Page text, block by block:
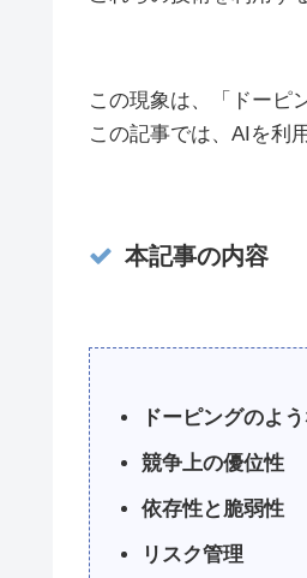
この現象は、「ドーピ
この記事では、AIを利
本記事の内容
ドーピングのよ
競争上の優位性
依存性と脆弱性
リスク管理